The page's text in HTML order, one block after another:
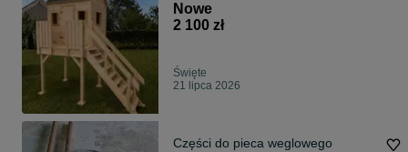
Nowe
2 100 zł
Święte
21 lipca 2026
Części do pieca weglowego